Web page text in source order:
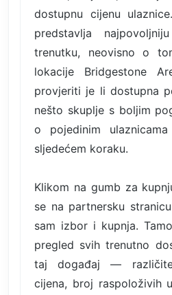
dostupnu cijenu
predstavlja
trenutku, neovisno o
lokacije Bridgestone
provjeriti je li dostupna
nešto skuplje s boljim
o pojedinim
sljedećem koraku.
Klikom na gumb za
se na partnersku
sam izbor i kupnja.
pregled svih trenutno
taj događaj —
cijena, broj raspoloživih